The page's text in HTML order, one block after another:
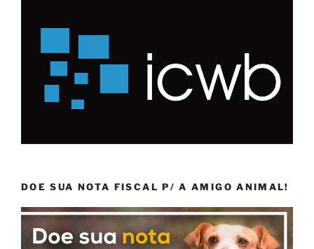
DOE SUA NOTA FISCAL P/ A AMIGO ANIMAL!